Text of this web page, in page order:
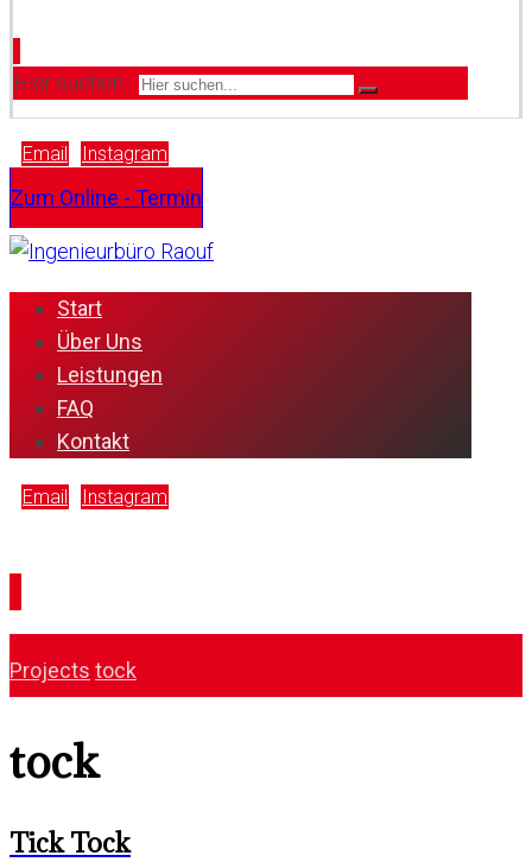
Hier suchen...
Email Instagram
Zum Online - Termin
Start
Über Uns
Leistungen
FAQ
Kontakt
Email Instagram
Projects tock
tock
Tick Tock